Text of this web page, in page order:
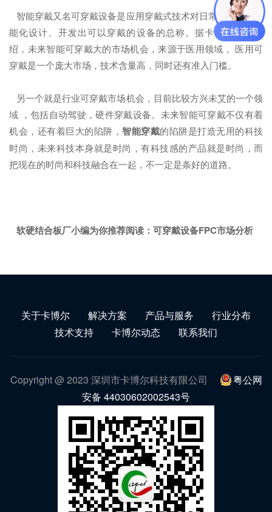
智能穿戴又名可穿戴设备是应用穿戴式技术对日常穿戴进行智
能化设计、开发出可以穿戴的设备的总称。据卡博尔科技介
绍，未来智能可穿戴大的市场机会，来源于医用领域 。医用可
穿戴是一个庞大市场，技术含量高，同时还有准入门槛。
另一个就是行业可穿戴市场机会，目前比较方兴未艾的一个领
域 ，包括自动驾驶，硬件穿戴设备。未来智能可穿戴不仅有着
机会，还有着巨大的陷阱， 智能穿戴的陷阱是打造无用的科技
时尚，未来科技本身就是时尚，有科技感的产品就是时尚，而
把现在的时尚和科技融合在一起，不一定是条好的道路。
软硬结合板厂小编为你推荐阅读： 可穿戴设备FPC市场分析
关于卡博尔 解决方案 产品与服务
行业分布
技术支持
卡博尔动态 联系我们
Copyright @ 2023 深圳市卡博尔科技有限公司
粤公网
安备 44030602002543号